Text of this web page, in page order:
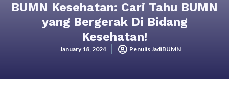
BUMN Kesehatan: Cari Tahu BUMN
yang Bergerak Di Bidang
Kesehatan!
January 18, 2024 Penulis JadiBUMN